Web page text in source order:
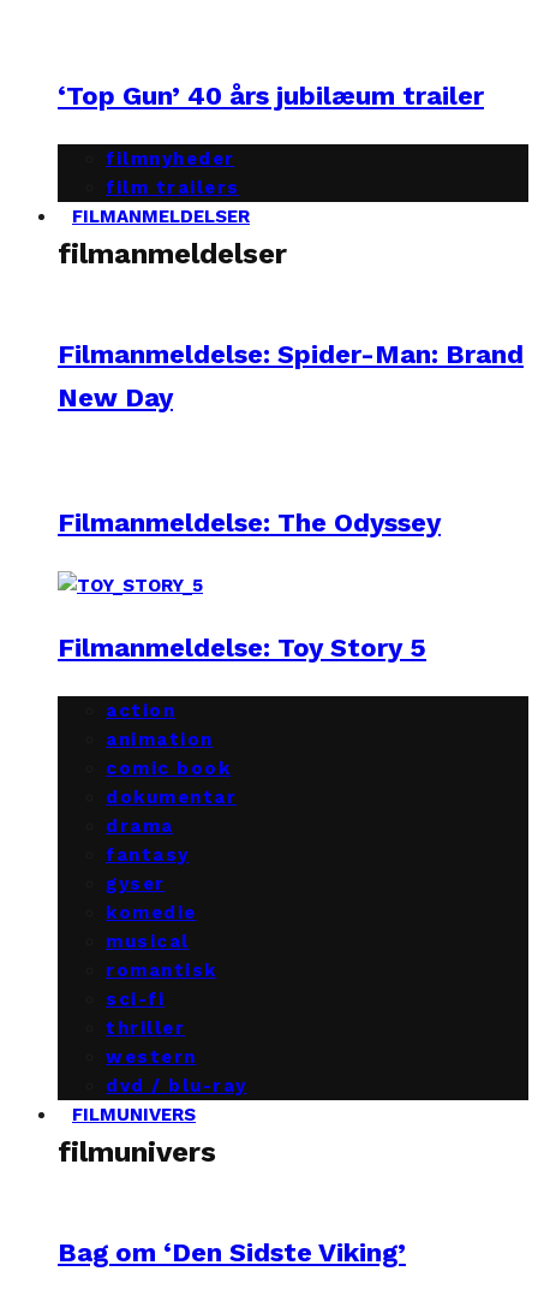
‘Top Gun’ 40 års jubilæum trailer
filmnyheder
film trailers
FILMANMELDELSER
filmanmeldelser
Filmanmeldelse: Spider-Man: Brand
New Day
Filmanmeldelse: The Odyssey
Filmanmeldelse: Toy Story 5
action
animation
comic book
dokumentar
drama
fantasy
gyser
komedie
musical
romantisk
sci-fi
thriller
western
dvd / blu-ray
FILMUNIVERS
filmunivers
Bag om ‘Den Sidste Viking’